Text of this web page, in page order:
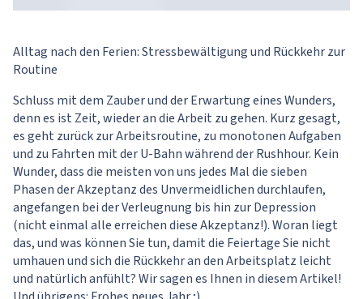
Alltag nach den Ferien: Stressbewältigung und Rückkehr zur
Routine
Schluss mit dem Zauber und der Erwartung eines Wunders,
denn es ist Zeit, wieder an die Arbeit zu gehen. Kurz gesagt,
es geht zurück zur Arbeitsroutine, zu monotonen Aufgaben
und zu Fahrten mit der U-Bahn während der Rushhour. Kein
Wunder, dass die meisten von uns jedes Mal die sieben
Phasen der Akzeptanz des Unvermeidlichen durchlaufen,
angefangen bei der Verleugnung bis hin zur Depression
(nicht einmal alle erreichen diese Akzeptanz!). Woran liegt
das, und was können Sie tun, damit die Feiertage Sie nicht
umhauen und sich die Rückkehr an den Arbeitsplatz leicht
und natürlich anfühlt? Wir sagen es Ihnen in diesem Artikel!